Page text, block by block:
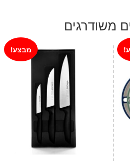
משודרגים
מבצע!